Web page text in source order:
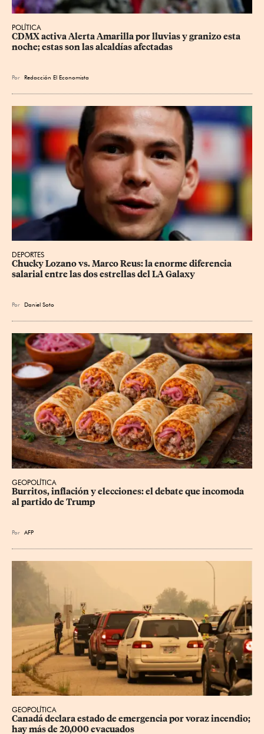
POLÍTICA
CDMX activa Alerta Amarilla por lluvias y granizo esta
noche; estas son las alcaldías afectadas
Por Redacción El Economista
DEPORTES
Chucky Lozano vs. Marco Reus: la enorme diferencia
salarial entre las dos estrellas del LA Galaxy
Por Daniel Soto
GEOPOLÍTICA
Burritos, inflación y elecciones: el debate que incomoda
al partido de Trump
Por AFP
GEOPOLÍTICA
Canadá declara estado de emergencia por voraz incendio;
hay más de 20,000 evacuados